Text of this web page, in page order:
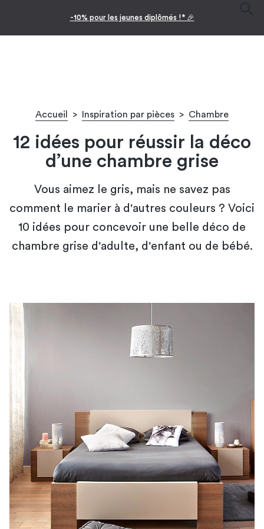
-10% pour les jeunes diplômés !* 🎉
Accueil > Inspiration par pièces > Chambre
12 idées pour réussir la déco
d’une chambre grise
Vous aimez le gris, mais ne savez pas
comment le marier à d'autres couleurs ? Voici
10 idées pour concevoir une belle déco de
chambre grise d'adulte, d'enfant ou de bébé.